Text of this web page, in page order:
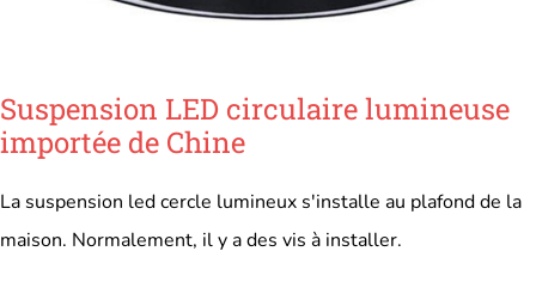
Suspension LED circulaire lumineuse
importée de Chine
La suspension led cercle lumineux s'installe au plafond de la
maison. Normalement, il y a des vis à installer.